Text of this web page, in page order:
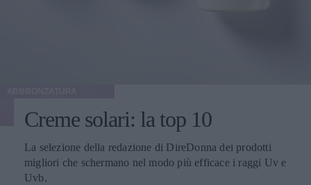
Creme solari: la top 10
La selezione della redazione di DireDonna dei prodotti
migliori che schermano nel modo più efficace i raggi Uv e
Uvb.